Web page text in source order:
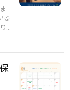
る
...